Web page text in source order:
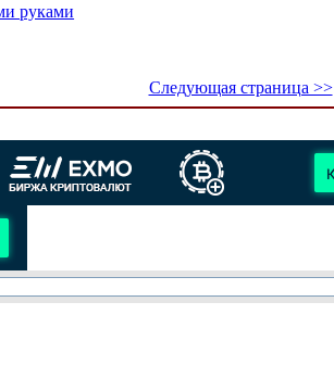
руками
Следующая страница >>